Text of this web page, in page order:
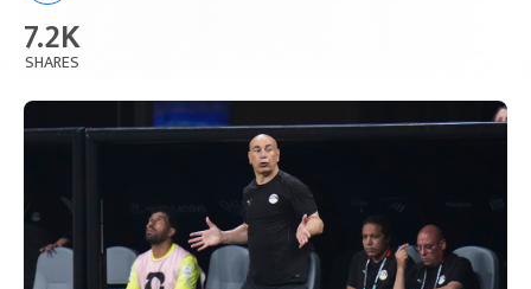
7.2K
SHARES